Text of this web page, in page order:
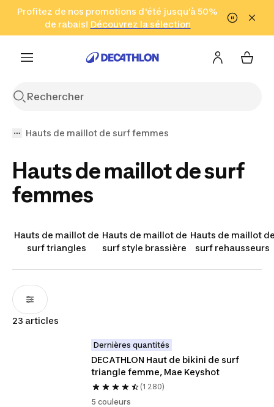
Aller à la recherche Aller au contenu Aller au pied de
Profitez de nos promotions d'été jusqu'à 50%
de rabais! Découvrez la sélection
Cliquez ici
en seulement 2 h!
(Zones sélectionnées)
Hauts de maillot de surf femmes
Hauts de maillot de surf
femmes
Hauts de maillot de
surf triangles
Hauts de maillot de
surf style brassière
Hauts de maillot
surf rehausseurs
23 articles
Dernières quantités
DECATHLON Haut de bikini de surf
triangle femme, Mae Keyshot
(1 280)
5 couleurs